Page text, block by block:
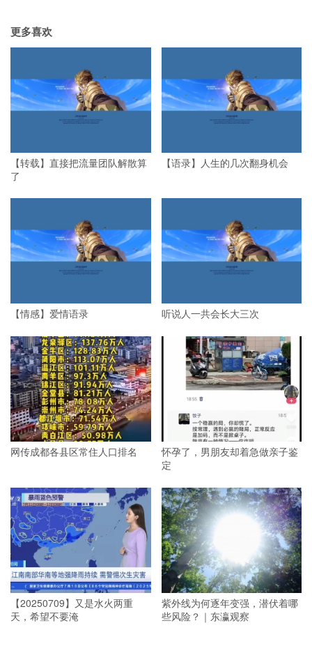
更多喜欢
【转载】直接把流量团队解散算
了
【语录】人生的几次翻身机会
【情感】爱情语录 听说人一共会长大三次
网传成都各县区常住人口排名
怀孕了，男朋友却着急做亲子鉴
定
【20250709】又是水火两重
天，希望不要淹
紫外线为何逐年变强，潜伏着哪
些风险？｜东瀛观察